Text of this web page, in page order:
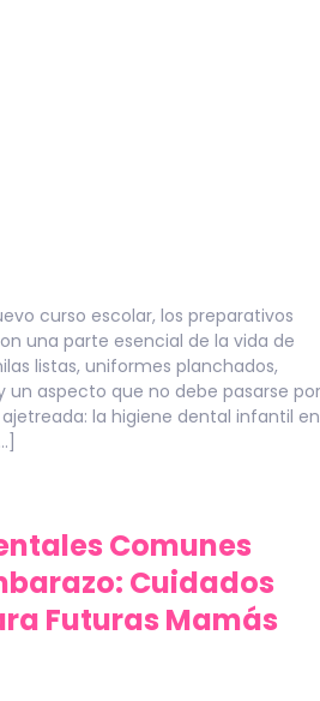
curso escolar, los preparativos
una parte esencial de la vida de
listas, uniformes planchados,
un aspecto que no debe pasarse por
la higiene dental infantil en
Comunes
Cuidados
Futuras Mamás